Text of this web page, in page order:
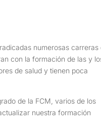
numerosas carreras
con la formación de las y
de salud y tienen poca
de la FCM, varios de los
nuestra formación